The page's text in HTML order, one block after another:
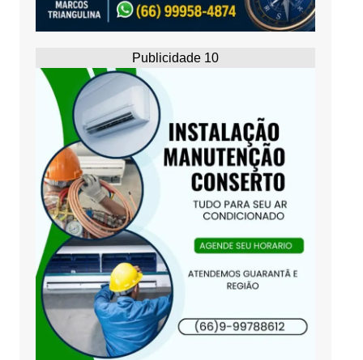
Publicidade 10